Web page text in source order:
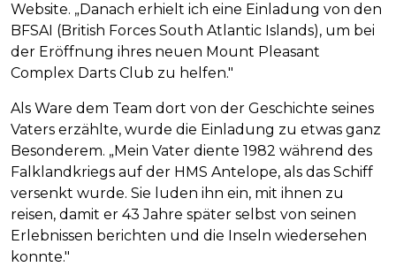
Website. „Danach erhielt ich eine Einladung von den
BFSAI (British Forces South Atlantic Islands), um bei
der Eröffnung ihres neuen Mount Pleasant
Complex Darts Club zu helfen."
Als Ware dem Team dort von der Geschichte seines
Vaters erzählte, wurde die Einladung zu etwas ganz
Besonderem. „Mein Vater diente 1982 während des
Falklandkriegs auf der HMS Antelope, als das Schiff
versenkt wurde. Sie luden ihn ein, mit ihnen zu
reisen, damit er 43 Jahre später selbst von seinen
Erlebnissen berichten und die Inseln wiedersehen
konnte."